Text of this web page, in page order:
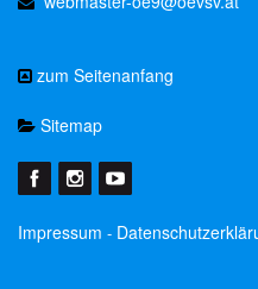
zum Seitenanfang
Sitemap
Impressum -